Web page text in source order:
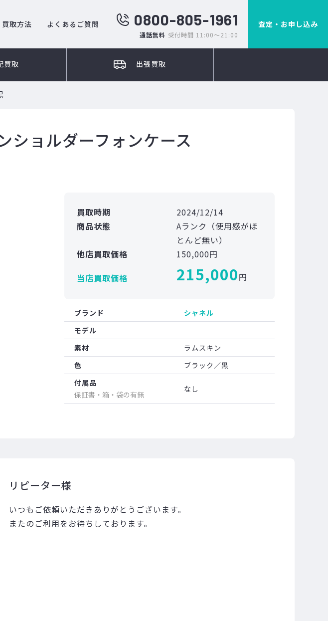
買取方法 よくあるご質問 0800-805-1961
通話無料 受付時間 11:00～21:00
査定・お申し込み
買取 出張買取
ショルダーフォンケース
買取時期
2024/12/14
商品状態
Aランク（使用感がほ
とんど無い）
他店買取価格
150,000円
当店買取価格
215,000円
ブランド
シャネル
モデル
素材
ラムスキン
色
ブラック／黒
付属品
保証書・箱・袋の有無
なし
リピーター様
いつもご依頼いただきありがとうございます。
またのご利用をお待ちしております。